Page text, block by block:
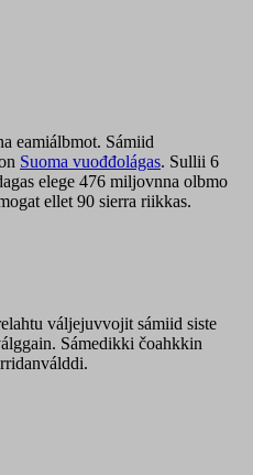
eamiálbmot. Sámiid
Suoma vuođđolágas. Sullii 6
elege 476 miljovnna olbmo
ellet 90 sierra riikkas.
váljejuvvojit sámiid siste
Sámedikki čoahkkin